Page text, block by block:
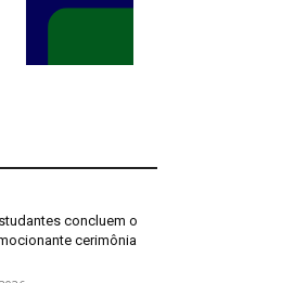
concluem o
cerimônia